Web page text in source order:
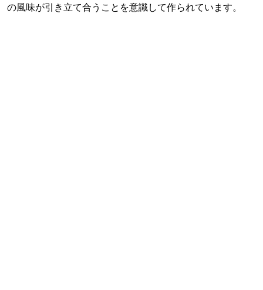
の風味が引き立て合うことを意識して作られています。